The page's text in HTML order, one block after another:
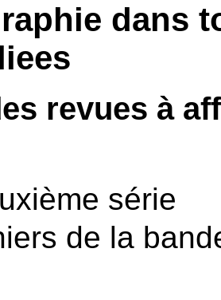
dans
revues à
série
de la